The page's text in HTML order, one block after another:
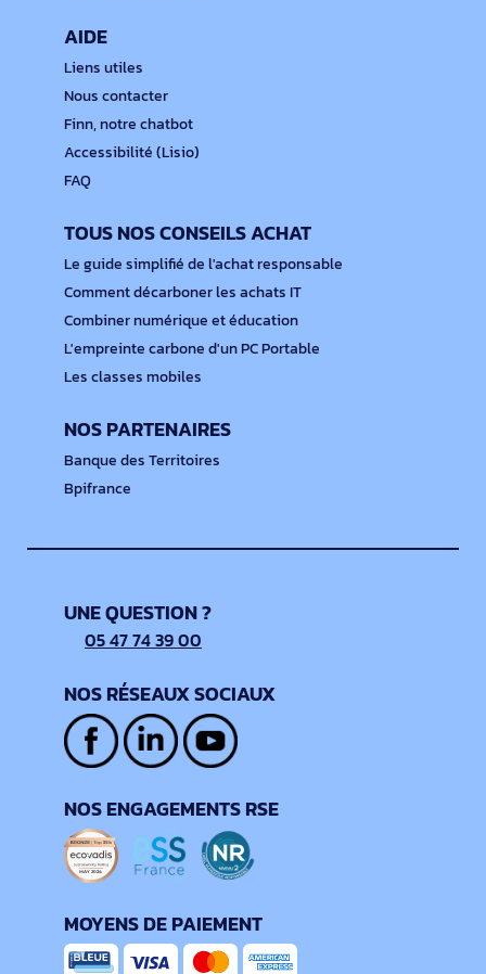
AIDE
Liens utiles
Nous contacter
Finn, notre chatbot
Accessibilité (Lisio)
FAQ
TOUS NOS CONSEILS ACHAT
Le guide simplifié de l'achat responsable
Comment décarboner les achats IT
Combiner numérique et éducation
L'empreinte carbone d'un PC Portable
Les classes mobiles
NOS PARTENAIRES
Banque des Territoires
Bpifrance
UNE QUESTION ?
05 47 74 39 00
NOS RÉSEAUX SOCIAUX
NOS ENGAGEMENTS RSE
MOYENS DE PAIEMENT